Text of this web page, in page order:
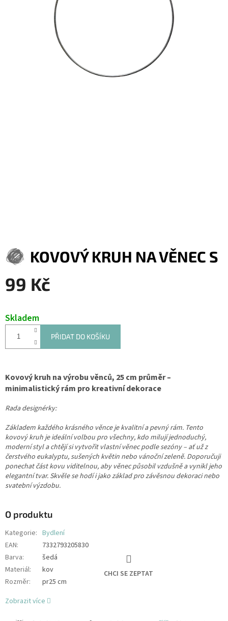
KOVOVÝ KRUH NA VĚNEC S
99 Kč
Skladem
PŘIDAT DO KOŠÍKU
Kovový kruh na výrobu věnců, 25 cm průměr –
minimalistický rám pro kreativní dekorace
Rada designérky:
Základem každého krásného věnce je kvalitní a pevný rám. Tento
kovový kruh je ideální volbou pro všechny, kdo milují jednoduchý,
moderní styl a chtějí si vytvořit vlastní věnec podle sezóny – ať už z
čerstvého eukalyptu, sušených květin nebo vánoční zeleně. Doporučuji
ponechat část kovu viditelnou, aby věnec působil vzdušně a vynikl jeho
elegantní tvar. Skvěle se hodí i jako základ pro závěsnou dekoraci nebo
svatební výzdobu.
O produktu
Kategorie: Bydlení
EAN:
7332793205830
Barva:
šedá
Materiál:
kov
Rozměr: pr25 cm
CHCI SE ZEPTAT
Zobrazit více